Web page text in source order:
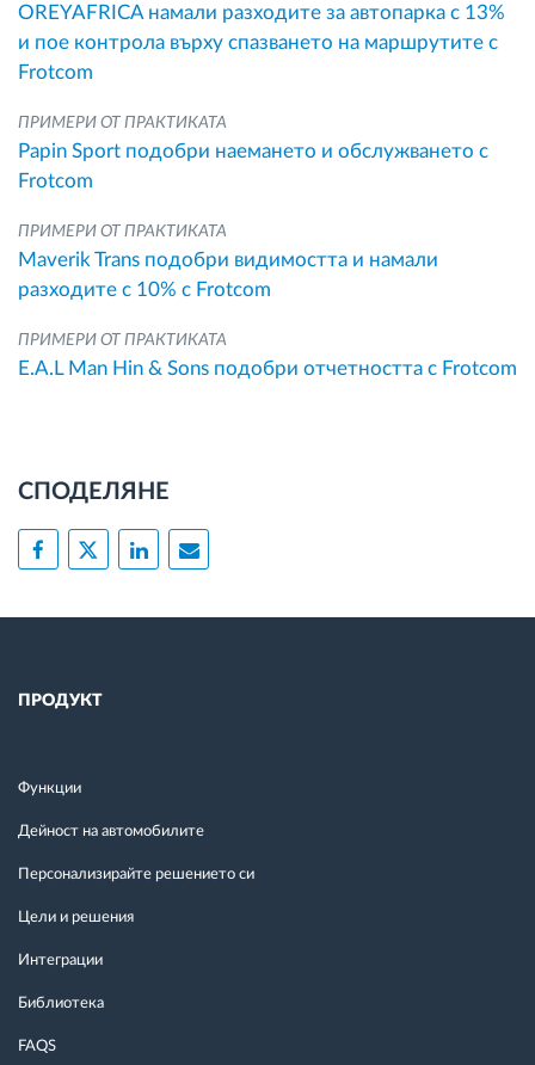
OREYAFRICA намали разходите за автопарка с 13%
и пое контрола върху спазването на маршрутите с
Frotcom
ПРИМЕРИ ОТ ПРАКТИКАТА
Papin Sport подобри наемането и обслужването с
Frotcom
ПРИМЕРИ ОТ ПРАКТИКАТА
Maverik Trans подобри видимостта и намали
разходите с 10% с Frotcom
ПРИМЕРИ ОТ ПРАКТИКАТА
E.A.L Man Hin & Sons подобри отчетността с Frotcom
СПОДЕЛЯНЕ
ПРОДУКТ
Функции
Дейност на автомобилите
Персонализирайте решението си
Цели и решения
Интеграции
Библиотека
FAQS